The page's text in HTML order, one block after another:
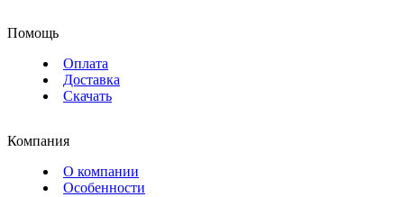
Помощь
Оплата
Доставка
Скачать
Компания
О компании
Особенности